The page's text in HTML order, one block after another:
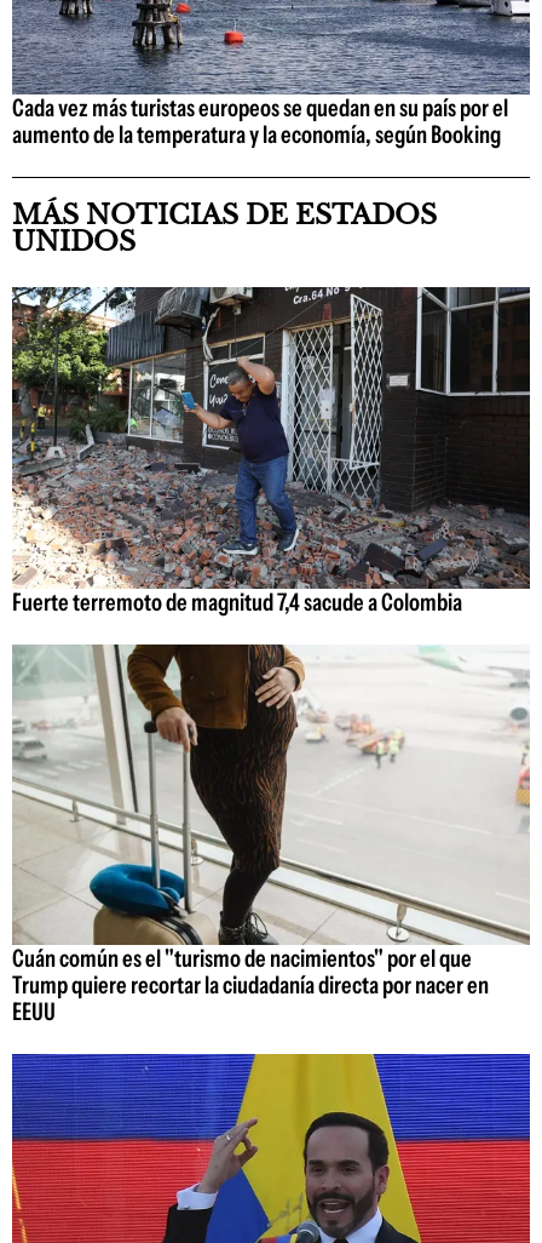
Cada vez más turistas europeos se quedan en su país por el
aumento de la temperatura y la economía, según Booking
MÁS NOTICIAS DE ESTADOS
UNIDOS
Fuerte terremoto de magnitud 7,4 sacude a Colombia
Cuán común es el "turismo de nacimientos" por el que
Trump quiere recortar la ciudadanía directa por nacer en
EEUU